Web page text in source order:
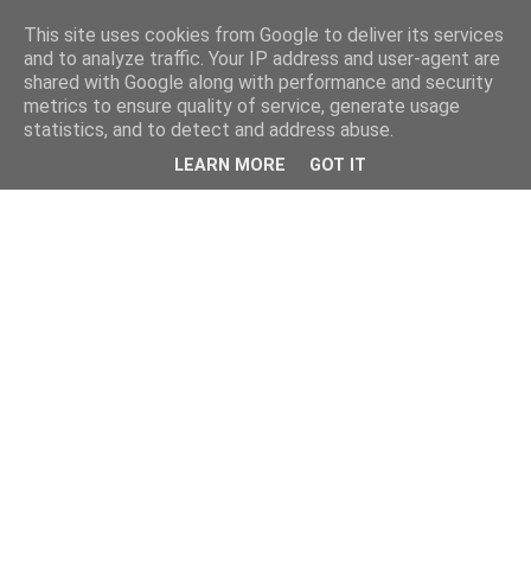
This site uses cookies from Google to deliver its services
and to analyze traffic. Your IP address and user-agent are
shared with Google along with performance and security
metrics to ensure quality of service, generate usage
statistics, and to detect and address abuse.
LEARN MORE GOT IT